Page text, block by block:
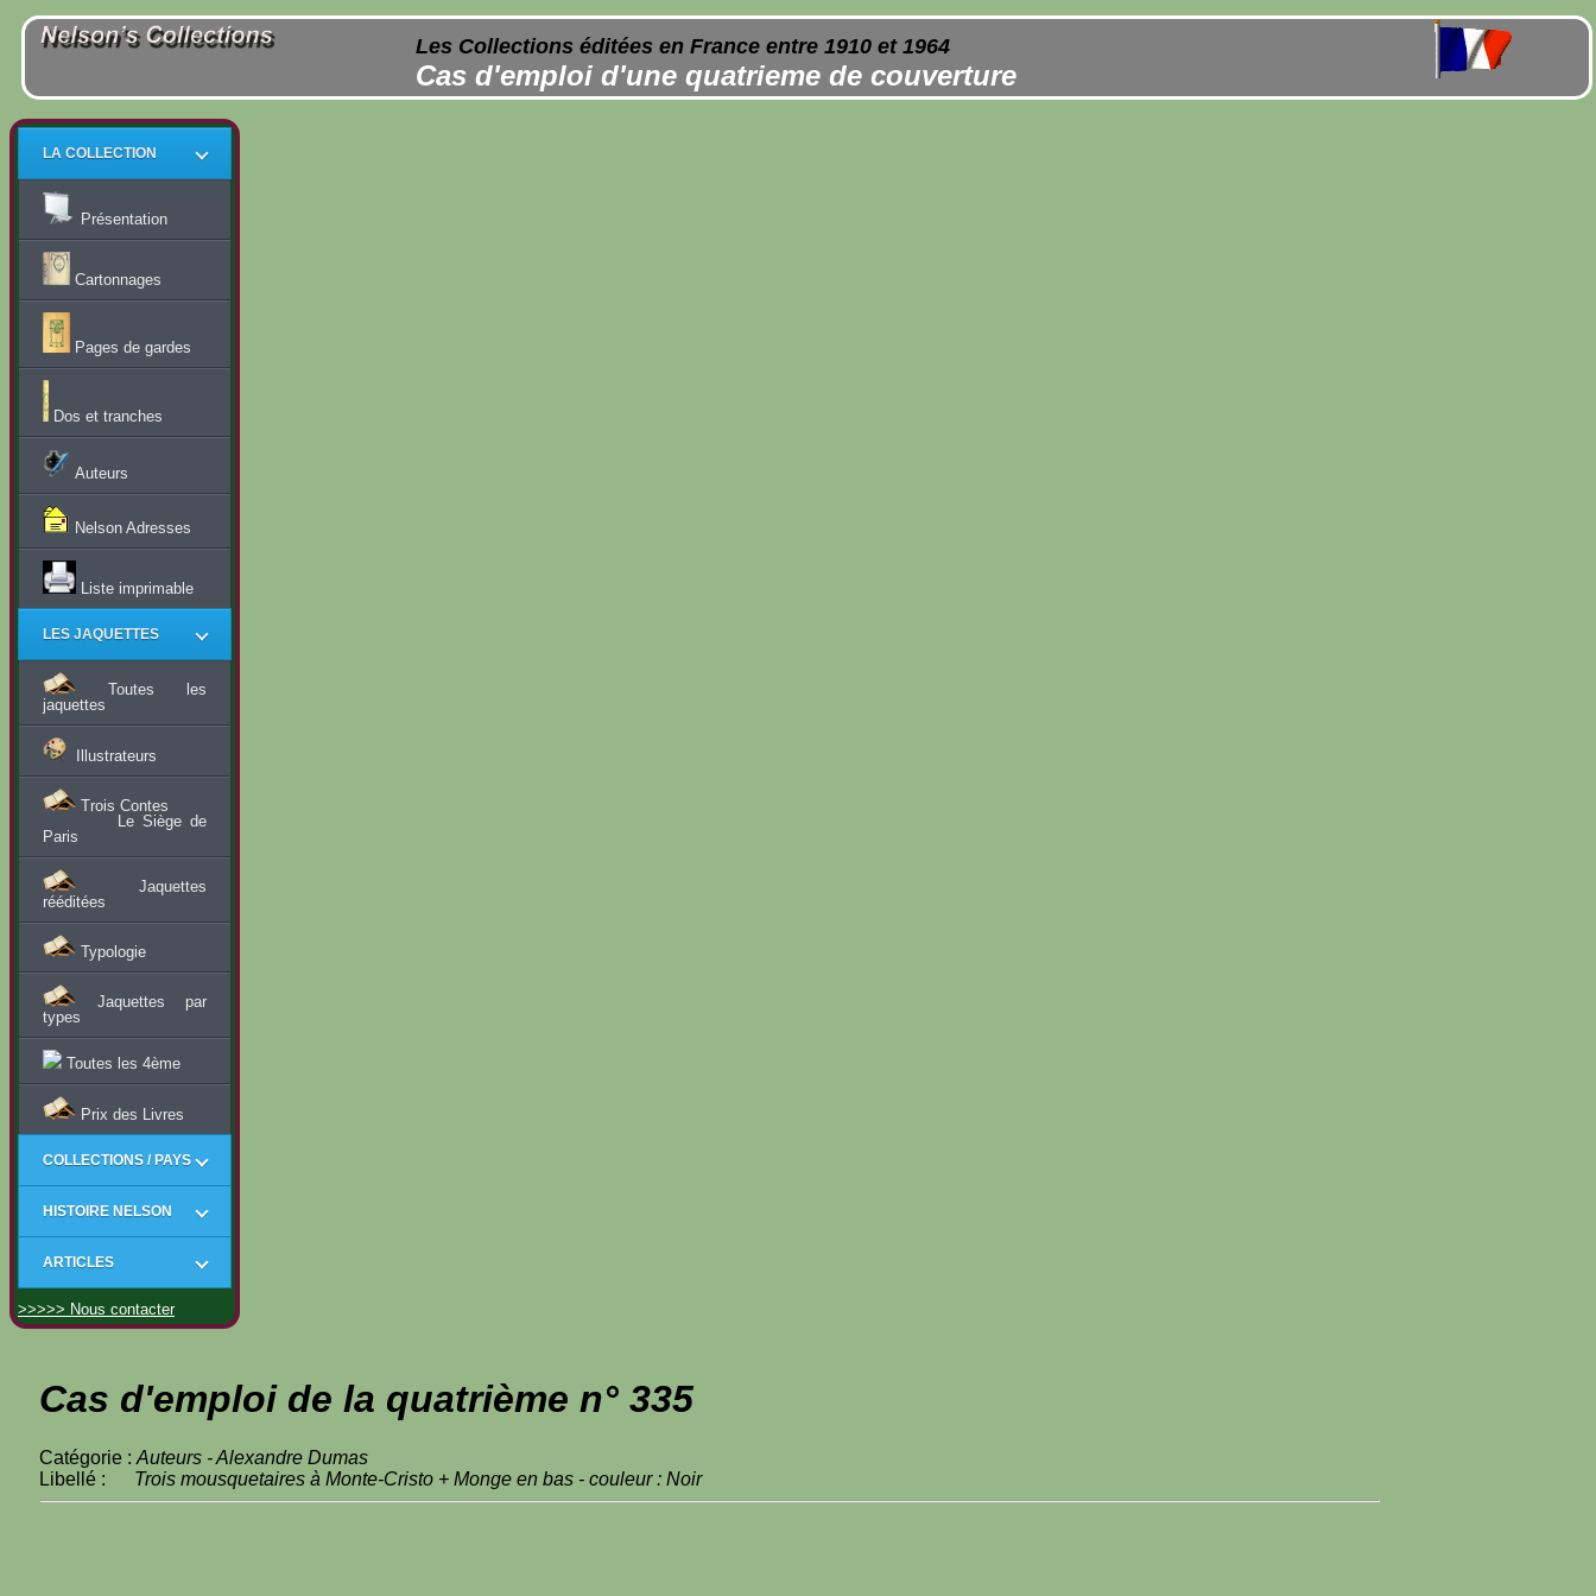
Les Collections éditées en France entre 1910 et 1964
Cas d'emploi d'une quatrieme de couverture
LA COLLECTION
Présentation
Cartonnages
Pages de gardes
Dos et tranches
Auteurs
Nelson Adresses
Liste imprimable
LES JAQUETTES
Toutes les
jaquettes
Illustrateurs
Trois Contes
Le Siège de
Paris
Jaquettes
rééditées
Typologie
Jaquettes par
types
Toutes les 4ème
Prix des Livres
COLLECTIONS / PAYS
HISTOIRE NELSON
ARTICLES
>>>>> Nous contacter
Cas d'emploi de la quatrième n° 335
Catégorie : Auteurs - Alexandre Dumas
Libellé : Trois mousquetaires à Monte-Cristo + Monge en bas - couleur : Noir